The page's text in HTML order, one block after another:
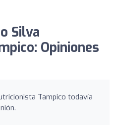
Silva
Opiniones
Tampico todavía